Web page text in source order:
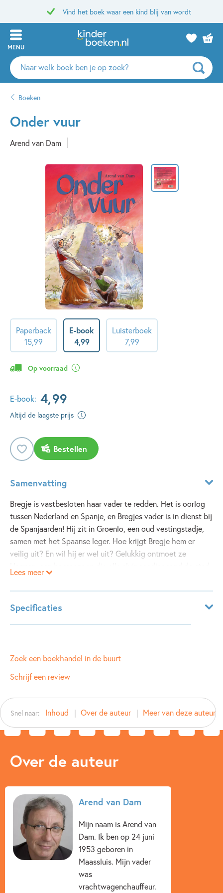
Vind het boek waar een kind blij van wordt
MENU
Zoeken
naar
auteurs
uitgevers
Boeken
Onder vuur
Arend van Dam
Paperback
1599
E-book
4,99
Luisterboek
7,99
Op voorraad
E-book: 4,99
Altijd de laagste prijs
Bestellen
Samenvatting
Bregje is vastbesloten haar vader te redden. Het is oorlog
tussen Nederland en Spanje, en Bregjes vader is in dienst bij
de Spanjaarden! Hij zit in Groenlo, een oud vestingstadje,
samen met het Spaanse leger. Hoe krijgt Bregje hem er
veilig uit? En wil hij er wel uit? Gelukkig ontmoet ze
precies kent. Samen gaan ze op zoek naar Bregjes vader,
terwijl de kogels hen om de oren vliegen. Bregje heeft echt
bestaan. Ze was een kleine held in de Tachtigjarige Oorlog.
Veel dingen die je in dit verhaal leest, kun je nog steeds
zien in Groenlo. Er is zelfs een speciale fietsroute waarmee
geweest.
Lees meer
Specificaties
Leeftijdsindicatie: 9 - 12 jaar
NUR:
282
Type:
E-book
Aantal pagina's:
112
Uitgever: Leopold
Zoek een boekhandel in de buurt
Schrijf een review
Snel naar: Inhoud Over de auteur Meer van deze auteur
Over de auteur
Arend van Dam
Mijn naam is Arend van
Dam. Ik ben op 24 juni
1953 geboren in
Maassluis. Mijn vader
was
vrachtwagenchauffeur.